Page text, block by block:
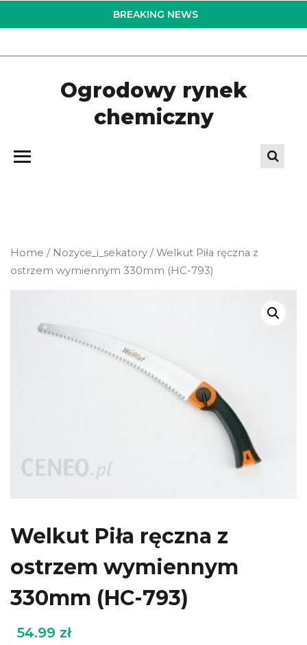
to
BREAKING NEWS
Ogrodowy rynek
chemiczny
Home / Nozyce_i_sekatory / Welkut Piła ręczna z
ostrzem wymiennym 330mm (HC-793)
Welkut Piła ręczna z
ostrzem wymiennym
330mm (HC-793)
54.99 zł